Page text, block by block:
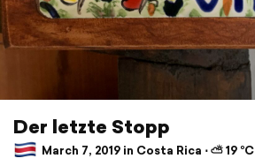
Der letzte Stopp
March 7, 2019 in Costa Rica ⋅ ⛅ 19 °C